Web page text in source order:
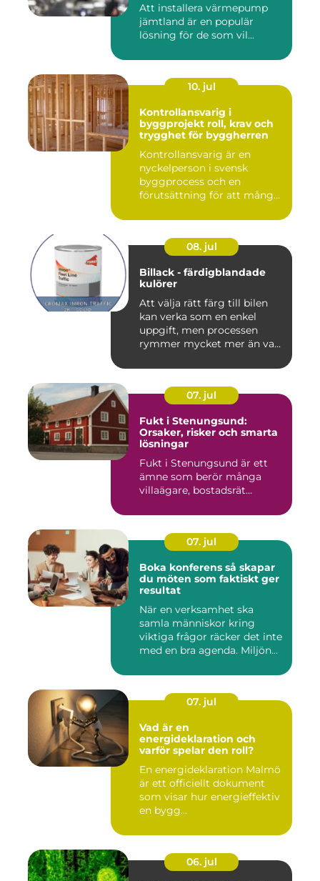
Att installera värmepump
jämtland är en populär
lösning för de som vil...
10. jul
Kontrollansvarig i
byggprojekt roll, krav och
trygghet för byggherren
Kontrollansvarig är en
nyckelperson i svensk
byggprocess och en
förutsättning för att många
08. jul
Billack - färdigblandade
kulörer
Att välja rätt färg till bilen
kan verka som en enkel
uppgift, men processen
rymmer mycket mer än va...
07. jul
Fukt i Stenungsund:
Orsaker, risker och smarta
lösningar
Fukt i Stenungsund är ett
ämne som berör många
villaägare, bostadsrät...
07. jul
Boka konferens så skapar
du möten som faktiskt ger
resultat
När en verksamhet ska
samla människor kring
viktiga frågor räcker det inte
med en bra agenda. Miljön...
07. jul
Vad är en
energideklaration och
varför spelar den roll?
En energideklaration Malmö
är ett officiellt dokument
som visar hur energieffektiv
en bygg...
06. jul